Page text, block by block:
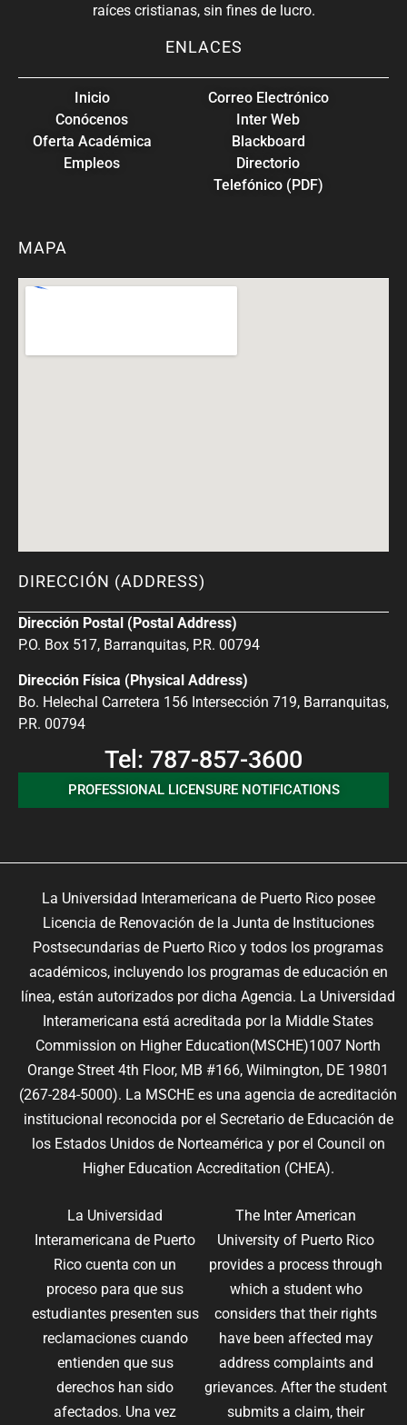
raíces cristianas, sin fines de lucro.
ENLACES
Inicio
Conócenos
Oferta Académica
Empleos
Correo Electrónico
Inter Web
Blackboard
Directorio
Telefónico (PDF)
MAPA
DIRECCIÓN (ADDRESS)
Dirección Postal (Postal Address)
P.O. Box 517, Barranquitas, P.R. 00794
Dirección Física (Physical Address)
Bo. Helechal Carretera 156 Intersección 719, Barranquitas,
P.R. 00794
Tel: 787-857-3600
PROFESSIONAL LICENSURE NOTIFICATIONS
La Universidad Interamericana de Puerto Rico posee
Licencia de Renovación de la Junta de Instituciones
Postsecundarias de Puerto Rico y todos los programas
académicos, incluyendo los programas de educación en
línea, están autorizados por dicha Agencia. La Universidad
Interamericana está acreditada por la Middle States
Commission on Higher Education(MSCHE)1007 North
Orange Street 4th Floor, MB #166, Wilmington, DE 19801
(267-284-5000). La MSCHE es una agencia de acreditación
institucional reconocida por el Secretario de Educación de
los Estados Unidos de Norteamérica y por el Council on
Higher Education Accreditation (CHEA).
La Universidad
Interamericana de Puerto
Rico cuenta con un
proceso para que sus
estudiantes presenten sus
reclamaciones cuando
entienden que sus
derechos han sido
afectados. Una vez
The Inter American
University of Puerto Rico
provides a process through
which a student who
considers that their rights
have been affected may
address complaints and
grievances. After the student
submits a claim, their